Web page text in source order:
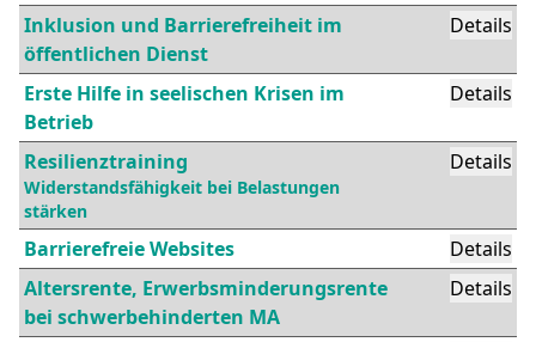
Inklusion und Barrierefreiheit im
öffentlichen Dienst
Details
Erste Hilfe in seelischen Krisen im
Betrieb
Details
Resilienztraining
Widerstandsfähigkeit bei Belastungen
stärken
Details
Barrierefreie Websites
Details
Altersrente, Erwerbsminderungsrente
bei schwerbehinderten MA
Details